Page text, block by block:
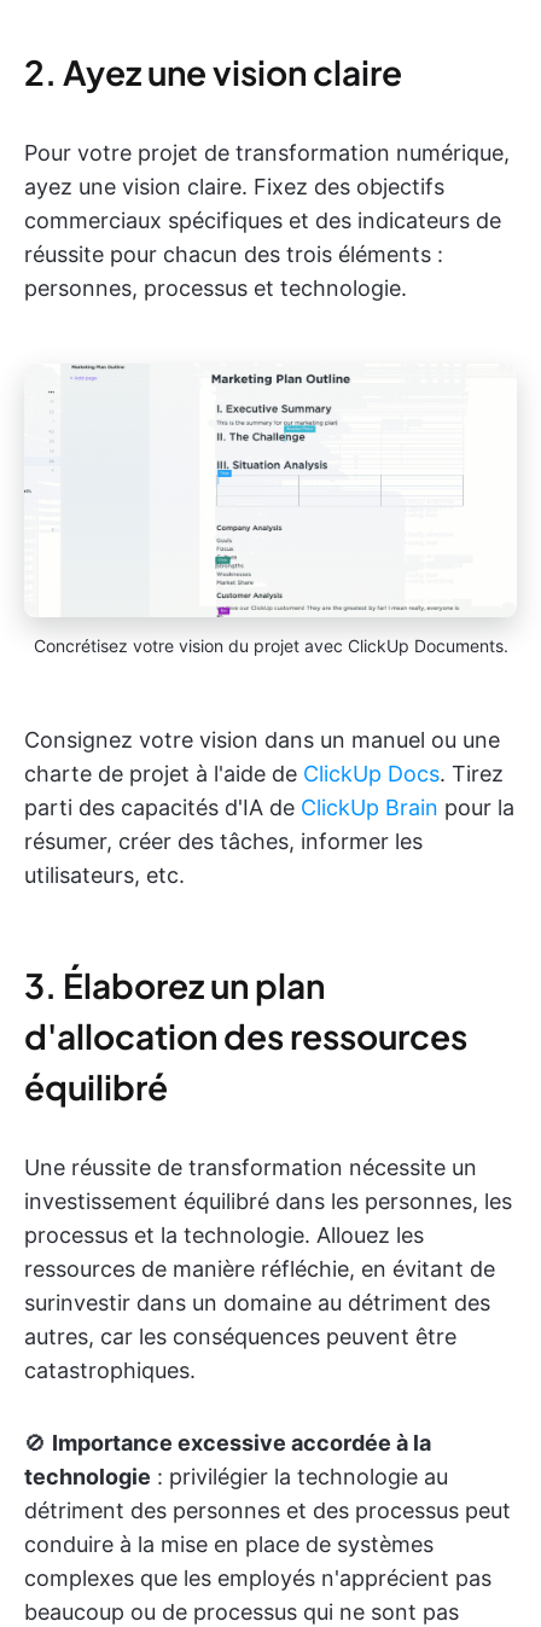
2. Ayez une vision claire
Pour votre projet de transformation numérique,
ayez une vision claire. Fixez des objectifs
commerciaux spécifiques et des indicateurs de
réussite pour chacun des trois éléments :
personnes, processus et technologie.
Concrétisez votre vision du projet avec ClickUp Documents.
Consignez votre vision dans un manuel ou une
charte de projet à l'aide de ClickUp Docs. Tirez
parti des capacités d'IA de ClickUp Brain pour la
résumer, créer des tâches, informer les
utilisateurs, etc.
3. Élaborez un plan
d'allocation des ressources
équilibré
Une réussite de transformation nécessite un
investissement équilibré dans les personnes, les
processus et la technologie. Allouez les
ressources de manière réfléchie, en évitant de
surinvestir dans un domaine au détriment des
autres, car les conséquences peuvent être
catastrophiques.
🚫 Importance excessive accordée à la
technologie : privilégier la technologie au
détriment des personnes et des processus peut
conduire à la mise en place de systèmes
complexes que les employés n'apprécient pas
beaucoup ou de processus qui ne sont pas